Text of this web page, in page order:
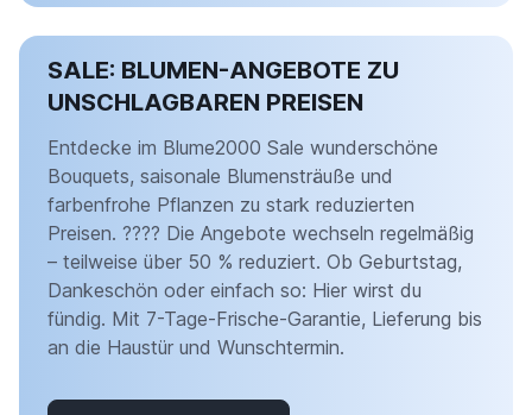
SALE: BLUMEN-ANGEBOTE ZU
UNSCHLAGBAREN PREISEN
Entdecke im Blume2000 Sale wunderschöne
Bouquets, saisonale Blumensträuße und
farbenfrohe Pflanzen zu stark reduzierten
Preisen. ???? Die Angebote wechseln regelmäßig
– teilweise über 50 % reduziert. Ob Geburtstag,
Dankeschön oder einfach so: Hier wirst du
fündig. Mit 7-Tage-Frische-Garantie, Lieferung bis
an die Haustür und Wunschtermin.